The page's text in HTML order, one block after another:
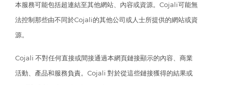
本服務可能包括超連結至其他網站、內容或資源。Cojali可能無
法控制那些由不同於Cojali的其他公司或人士所提供的網站或資
源。
Cojali 不對任何直接或間接通過本網頁鏈接顯示的內容、商業
活動、產品和服務負責。Cojali 對於從這些鏈接獲得的結果或